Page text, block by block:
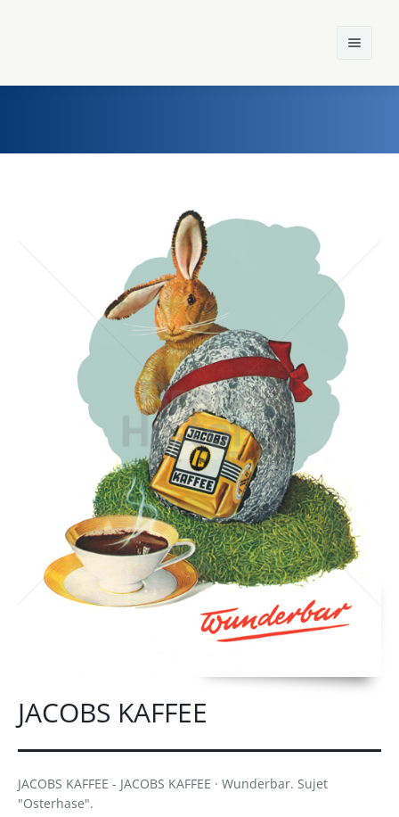
JACOBS KAFFEE
JACOBS KAFFEE - JACOBS KAFFEE · Wunderbar. Sujet
"Osterhase".